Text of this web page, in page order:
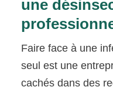
une
Faire face à une
seul est une
cachés dans des